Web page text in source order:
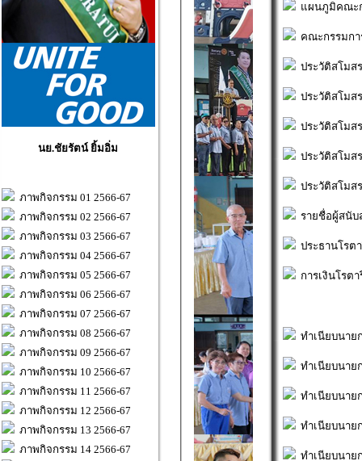
นย.ชัยรัตน์ ยิ้มอิ่ม
ภาพกิจกรรม 01 2566-67
ภาพกิจกรรม 02 2566-67
ภาพกิจกรรม 03 2566-67
ภาพกิจกรรม 04 2566-67
ภาพกิจกรรม 05 2566-67
ภาพกิจกรรม 06 2566-67
ภาพกิจกรรม 07 2566-67
ภาพกิจกรรม 08 2566-67
ภาพกิจกรรม 09 2566-67
ภาพกิจกรรม 10 2566-67
ภาพกิจกรรม 11 2566-67
ภาพกิจกรรม 12 2566-67
ภาพกิจกรรม 13 2566-67
ภาพกิจกรรม 14 2566-67
แผนภูมิคณะ
คณะกรรมกา
ประวัติสโมส
ประวัติสโมส
ประวัติสโมส
ประวัติสโมส
ประวัติสโมส
รายชื่อผู้สนั
ประธานโรต
การเงินโรต
ทำเนียบนาย
ทำเนียบนาย
ทำเนียบนาย
ทำเนียบนาย
ทำเนียบนาย